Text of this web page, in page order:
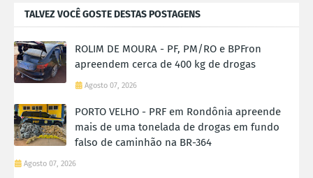
TALVEZ VOCÊ GOSTE DESTAS POSTAGENS
ROLIM DE MOURA - PF, PM/RO e BPFron
apreendem cerca de 400 kg de drogas
Agosto 07, 2026
PORTO VELHO - PRF em Rondônia apreende
mais de uma tonelada de drogas em fundo
falso de caminhão na BR-364
Agosto 07, 2026